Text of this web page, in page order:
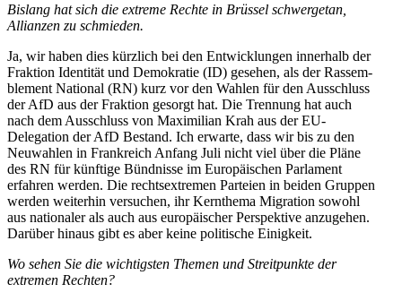
Bislang hat sich die extreme Rechte in Brüssel schwer­getan,
Allianzen zu schmieden.
Ja, wir haben dies kürzlich bei den Entwick­lungen innerhalb der
Fraktion Identität und Demokratie (ID) gesehen, als der Rassem­
blement National (RN) kurz vor den Wahlen für den Ausschluss
der AfD aus der Fraktion gesorgt hat. Die Trennung hat auch
nach dem Ausschluss von Maximilian Krah aus der EU-
Delegation der AfD Bestand. Ich erwarte, dass wir bis zu den
Neuwahlen in Frank­reich Anfang Juli nicht viel über die Pläne
des RN für künftige Bündnisse im Europäi­schen Parlament
erfahren werden. Die rechts­extremen Parteien in beiden Gruppen
werden weiterhin versuchen, ihr Kernthema Migration sowohl
aus natio­naler als auch aus europäi­scher Perspektive anzugehen.
Darüber hinaus gibt es aber keine politische Einigkeit.
Wo sehen Sie die wichtigsten Themen und Streit­punkte der
extremen Rechten?